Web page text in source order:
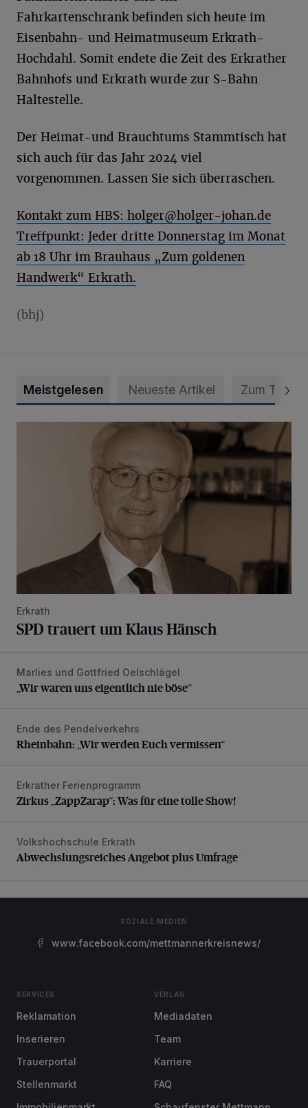
Fahrkartenschrank befinden sich heute im
Eisenbahn- und Heimatmuseum Erkrath-
Hochdahl. Somit endete die Zeit des Erkrather
Bahnhofs und Erkrath wurde zur S-Bahn
Haltestelle.
Der Heimat-und Brauchtums Stammtisch hat
sich auch für das Jahr 2024 viel
vorgenommen. Lassen Sie sich überraschen.
Kontakt zum HBS: holger@holger-johan.de
Treffpunkt: Jeder dritte Donnerstag im Monat
ab 18 Uhr im Brauhaus „Zum goldenen
Handwerk“ Erkrath.
(bhj)
Meistgelesen Neueste Artikel Zum Thema
SPD trauert um Klaus Hänsch
Erkrath
SPD trauert um Klaus Hänsch
„Wir waren uns eigentlich nie böse“
Marlies und Gottfried Oelschlägel
„Wir waren uns eigentlich nie böse“
Rheinbahn: „Wir werden Euch vermissen“
Ende des Pendelverkehrs
Rheinbahn: „Wir werden Euch vermissen“
Zirkus „ZappZarap“: Was für eine tolle Show!
Erkrather Ferienprogramm
Zirkus „ZappZarap“: Was für eine tolle Show!
Abwechslungsreiches Angebot plus Umfrage
Volkshochschule Erkrath
Abwechslungsreiches Angebot plus Umfrage
SOZIALE MEDIEN
www.facebook.com/mettmannerkreisnews/
SERVICES
Reklamation
Inserieren
Trauerportal
Stellenmarkt
VERLAG
Mediadaten
Team
Karriere
FAQ